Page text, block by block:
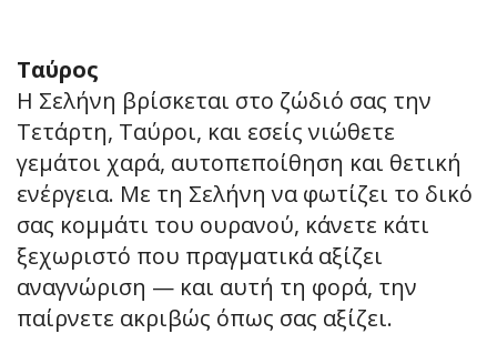
Ταύρος
Η Σελήνη βρίσκεται στο ζώδιό σας την
Τετάρτη, Ταύροι, και εσείς νιώθετε
γεμάτοι χαρά, αυτοπεποίθηση και θετική
ενέργεια. Με τη Σελήνη να φωτίζει το δικό
σας κομμάτι του ουρανού, κάνετε κάτι
ξεχωριστό που πραγματικά αξίζει
αναγνώριση — και αυτή τη φορά, την
παίρνετε ακριβώς όπως σας αξίζει.